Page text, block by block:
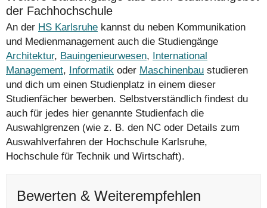
der Fachhochschule
An der HS Karlsruhe kannst du neben Kommunikation
und Medienmanagement auch die Studiengänge
Architektur, Bauingenieurwesen, International
Management, Informatik oder Maschinenbau studieren
und dich um einen Studienplatz in einem dieser
Studienfächer bewerben. Selbstverständlich findest du
auch für jedes hier genannte Studienfach die
Auswahlgrenzen (wie z. B. den NC oder Details zum
Auswahlverfahren der Hochschule Karlsruhe,
Hochschule für Technik und Wirtschaft).
Bewerten & Weiterempfehlen